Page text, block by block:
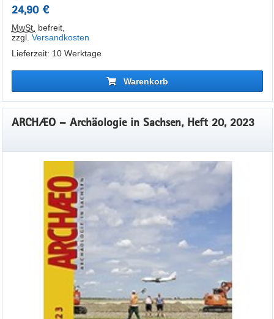
24,90 €
MwSt. befreit,
zzgl. Versandkosten
Lieferzeit: 10 Werktage
Warenkorb
ARCHÆO – Archäologie in Sachsen, Heft 20, 2023